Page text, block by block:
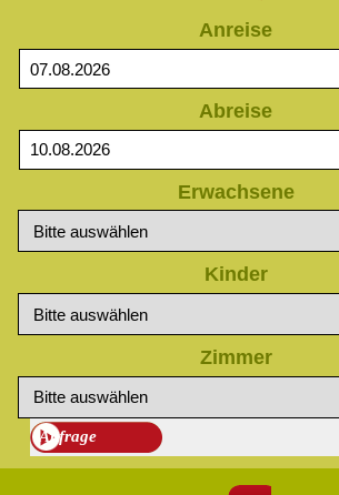
Anreise
Abreise
Erwachsene
Kinder
Zimmer